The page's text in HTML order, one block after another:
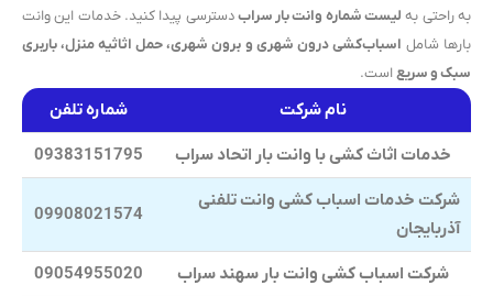
به راحتی به لیست شماره وانت بار سرابدسترسی پیدا کنید. خدمات این وانت
بارها شامل اسباب‌کشی درون شهری و برون شهری، حمل اثاثیه منزل، باربری
سبک و سریعاست.
نام شرکت شماره تلفن
خدمات اثاث کشی با وانت بار اتحاد سراب 09383151795
شرکت خدمات اسباب کشی وانت تلفنی
آذربایجان
09908021574
شرکت اسباب کشی وانت بار سهند سراب 09054955020